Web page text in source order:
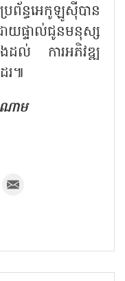
រព័ន្ធអេកូឡូស៊ីបាន
ផ្ទាល់ជូនមនុស្ស
ងដល់ ការអភិវឌ្ឍ
រ៕
ាម